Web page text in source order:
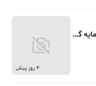
50 متر، هروی، وفامنش، مناسب سرمایه گذاری
4 روز پیش